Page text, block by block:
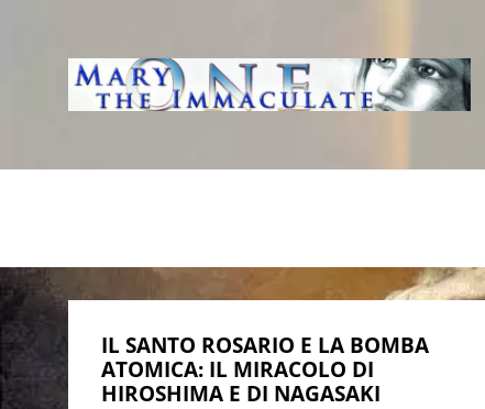
IL SANTO ROSARIO E LA BOMBA
ATOMICA: IL MIRACOLO DI
HIROSHIMA E DI NAGASAKI